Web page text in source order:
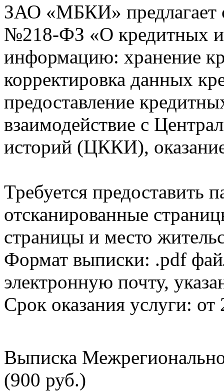
ЗАО «МБКИ» предлагает
№218-ФЗ «О кредитных
информацию: хранение
корректировка данных
предоставление
взаимодействие с
историй (ЦККИ),
Требуется предоставить
отсканированные
страницы и место
Формат выписки: .pdf
электронную почту,
Срок оказания услуги: от
Выписка
(900 руб.)